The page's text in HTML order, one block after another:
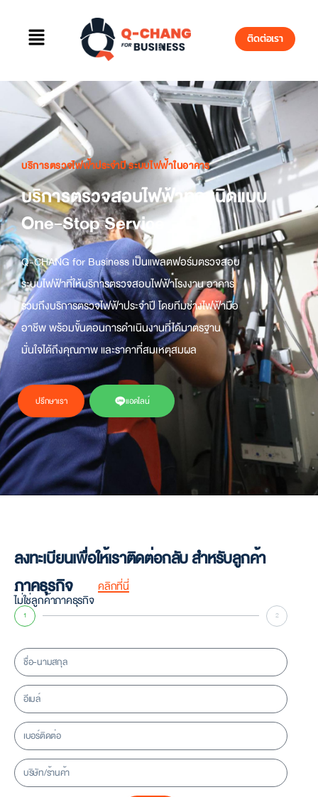
ติดต่อเรา
บริการตรวจไฟฟ้าประจำปี ระบบไฟฟ้าในอาคาร​
บริการตรวจสอบไฟฟ้าทุกชนิดแบบ
One-Stop Service
Q-CHANG for Business เป็นแพลตฟอร์มตรวจสอบ
ระบบไฟฟ้าที่ให้บริการตรวจสอบไฟฟ้าโรงงาน อาคาร
รวมถึงบริการตรวจไฟฟ้าประจำปีโดยทีมช่างไฟฟ้ามือ
อาชีพ พร้อมขั้นตอนการดำเนินงานที่ได้มาตรฐาน
มั่นใจได้ถึงคุณภาพ และราคาที่สมเหตุสมผล
ปรึกษาเรา แอดไลน์
ลงทะเบียนเพื่อให้เราติดต่อกลับ สำหรับลูกค้า
ภาคธุรกิจ
ไม่ใช่ลูกค้าภาคธุรกิจ
คลิกที่นี่
1 2